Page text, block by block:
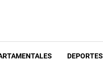
DEPORTES